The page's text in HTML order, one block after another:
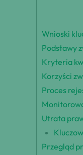
Wnioski
Podstawy
Kryteria
Korzyści
Proces
Utrata
Przegląd